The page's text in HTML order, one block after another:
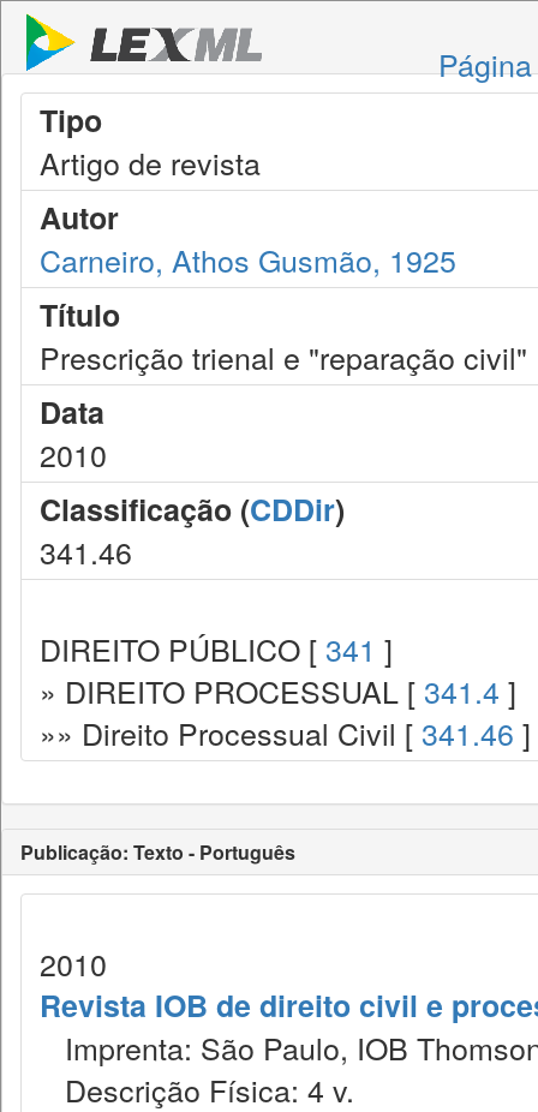
Tipo
Artigo de revista
Autor
Carneiro, Athos Gusmão, 1925
Título
Prescrição trienal e "reparação civil"
Data
2010
Classificação (CDDir)
341.46
DIREITO PÚBLICO [ 341 ]
» DIREITO PROCESSUAL [ 341.4 ]
»» Direito Processual Civil [ 341.46 ]
Publicação: Texto - Português
2010
Revista IOB de direito civil e
Imprenta: São Paulo, IOB
Descrição Física: 4 v.